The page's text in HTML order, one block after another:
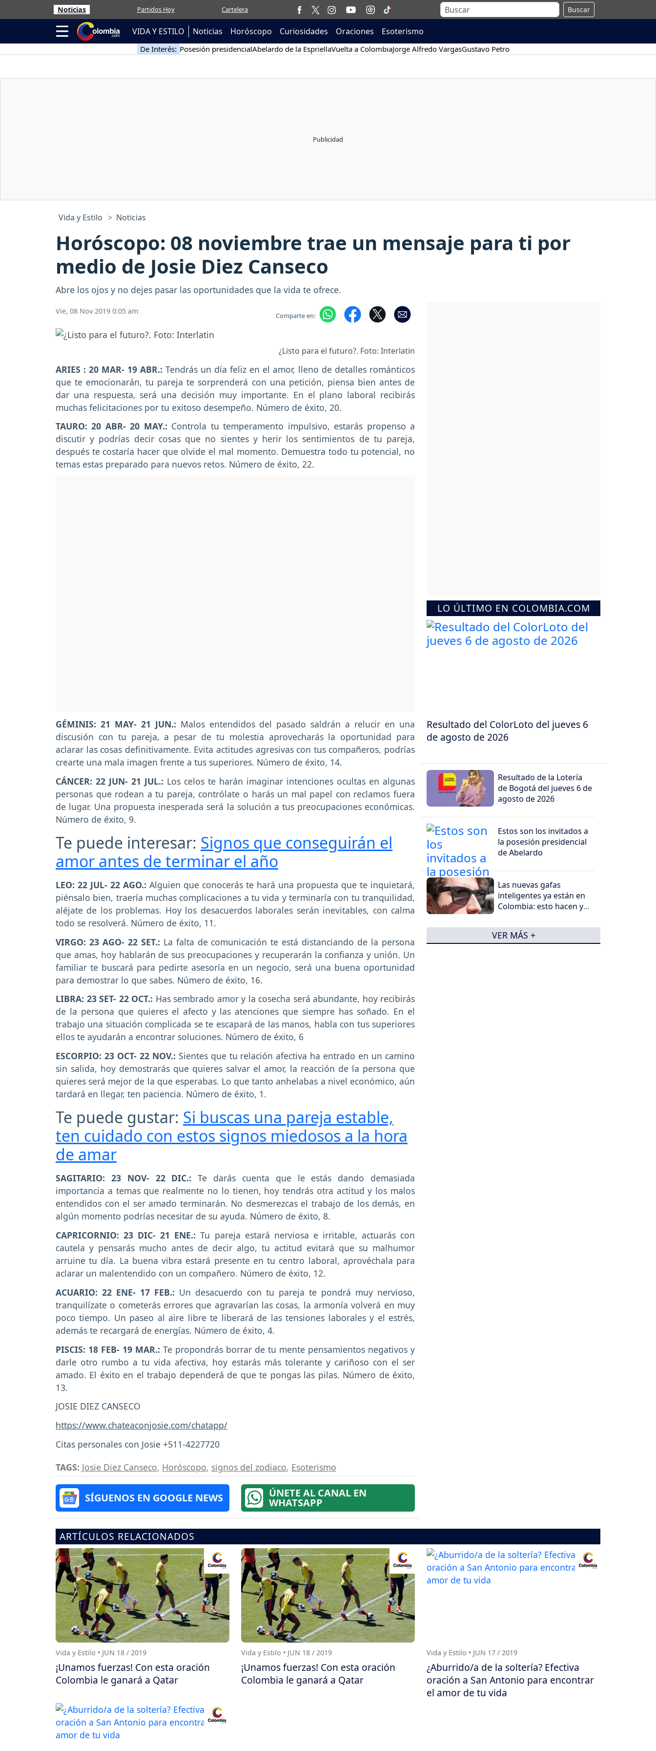
Noticias Partidos Hoy Cartelera Buscar
VIDA Y ESTILO Noticias Horóscopo Curiosidades Oraciones Esoterismo
De Interés: Posesión presidencialAbelardo de la EspriellaVuelta a ColombiaJorge Alfredo VargasGustavo Petro
Vida y Estilo Noticias
Horóscopo: 08 noviembre trae un mensaje para ti por
medio de Josie Diez Canseco
Abre los ojos y no dejes pasar las oportunidades que la vida te ofrece.
Vie, 08 Nov 2019 0:05 am Comparte en:
¿Listo para el futuro?. Foto: Interlatin
ARIES : 20 MAR- 19 ABR.: Tendrás un día feliz en el amor, lleno de detalles románticos
que te emocionarán, tu pareja te sorprenderá con una petición, piensa bien antes de
dar una respuesta, será una decisión muy importante. En el plano laboral recibirás
muchas felicitaciones por tu exitoso desempeño. Número de éxito, 20.
TAURO: 20 ABR- 20 MAY.: Controla tu temperamento impulsivo, estarás propenso a
discutir y podrías decir cosas que no sientes y herir los sentimientos de tu pareja,
después te costaría hacer que olvide el mal momento. Demuestra todo tu potencial, no
temas estas preparado para nuevos retos. Número de éxito, 22.
GÉMINIS: 21 MAY- 21 JUN.: Malos entendidos del pasado saldrán a relucir en una
discusión con tu pareja, a pesar de tu molestia aprovecharás la oportunidad para
aclarar las cosas definitivamente. Evita actitudes agresivas con tus compañeros, podrías
crearte una mala imagen frente a tus superiores. Número de éxito, 14.
CÁNCER: 22 JUN- 21 JUL.: Los celos te harán imaginar intenciones ocultas en algunas
personas que rodean a tu pareja, contrólate o harás un mal papel con reclamos fuera
de lugar. Una propuesta inesperada será la solución a tus preocupaciones económicas.
Número de éxito, 9.
Te puede interesar: Signos que conseguirán el
amor antes de terminar el año
LEO: 22 JUL- 22 AGO.: Alguien que conocerás te hará una propuesta que te inquietará,
piénsalo bien, traería muchas complicaciones a tu vida y terminaría con tu tranquilidad,
aléjate de los problemas. Hoy los desacuerdos laborales serán inevitables, con calma
todo se resolverá. Número de éxito, 11.
VIRGO: 23 AGO- 22 SET.: La falta de comunicación te está distanciando de la persona
que amas, hoy hablarán de sus preocupaciones y recuperarán la confianza y unión. Un
familiar te buscará para pedirte asesoría en un negocio, será una buena oportunidad
para demostrar lo que sabes. Número de éxito, 16.
LIBRA: 23 SET- 22 OCT.: Has sembrado amor y la cosecha será abundante, hoy recibirás
de la persona que quieres el afecto y las atenciones que siempre has soñado. En el
trabajo una situación complicada se te escapará de las manos, habla con tus superiores
ellos te ayudarán a encontrar soluciones. Número de éxito, 6
ESCORPIO: 23 OCT- 22 NOV.: Sientes que tu relación afectiva ha entrado en un camino
sin salida, hoy demostrarás que quieres salvar el amor, la reacción de la persona que
quieres será mejor de la que esperabas. Lo que tanto anhelabas a nivel económico, aún
tardará en llegar, ten paciencia. Número de éxito, 1.
Te puede gustar: Si buscas una pareja estable,
ten cuidado con estos signos miedosos a la hora
de amar
SAGITARIO: 23 NOV- 22 DIC.:Te darás cuenta que le estás dando demasiada
importancia a temas que realmente no lo tienen, hoy tendrás otra actitud y los malos
entendidos con el ser amado terminarán. No desmerezcas el trabajo de los demás, en
algún momento podrías necesitar de su ayuda. Número de éxito, 8.
CAPRICORNIO: 23 DIC- 21 ENE.: Tu pareja estará nerviosa e irritable, actuarás con
cautela y pensarás mucho antes de decir algo, tu actitud evitará que su malhumor
arruine tu día. La buena vibra estará presente en tu centro laboral, aprovéchala para
aclarar un malentendido con un compañero. Número de éxito, 12.
ACUARIO: 22 ENE- 17 FEB.: Un desacuerdo con tu pareja te pondrá muy nervioso,
tranquilízate o cometerás errores que agravarían las cosas, la armonía volverá en muy
poco tiempo. Un paseo al aire libre te liberará de las tensiones laborales y el estrés,
además te recargará de energías. Número de éxito, 4.
PISCIS: 18 FEB- 19 MAR.: Te propondrás borrar de tu mente pensamientos negativos y
darle otro rumbo a tu vida afectiva, hoy estarás más tolerante y cariñoso con el ser
amado. El éxito en el trabajo dependerá de que te pongas las pilas. Número de éxito,
13.
JOSIE DIEZ CANSECO
https://www.chateaconjosie.com/chatapp/
Citas personales con Josie +511-4227720
TAGS: Josie Diez Canseco, Horóscopo, signos del zodiaco, Esoterismo
SÍGUENOS EN GOOGLE NEWS ÚNETE AL CANAL EN
WHATSAPP
LO ÚLTIMO EN COLOMBIA.COM
Resultado del ColorLoto del jueves 6
de agosto de 2026
Resultado de la Lotería
de Bogotá del jueves 6 de
agosto de 2026
Estos son los invitados a
la posesión presidencial
de Abelardo
Las nuevas gafas
inteligentes ya están en
Colombia: esto hacen y
preocupación
VER MÁS +
ARTÍCULOS RELACIONADOS
Vida y Estilo • JUN 18 / 2019
¡Unamos fuerzas! Con esta oración
Colombia le ganará a Qatar
Vida y Estilo • JUN 18 / 2019
¡Unamos fuerzas! Con esta oración
Colombia le ganará a Qatar
Vida y Estilo • JUN 17 / 2019
¿Aburrido/a de la soltería? Efectiva
oración a San Antonio para encontrar
el amor de tu vida